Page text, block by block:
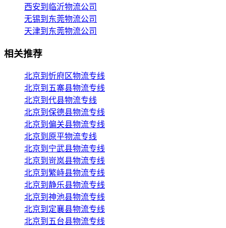
西安到临沂物流公司
无锡到东莞物流公司
天津到东莞物流公司
相关推荐
北京到忻府区物流专线
北京到五寨县物流专线
北京到代县物流专线
北京到保德县物流专线
北京到偏关县物流专线
北京到原平物流专线
北京到宁武县物流专线
北京到岢岚县物流专线
北京到繁峙县物流专线
北京到静乐县物流专线
北京到神池县物流专线
北京到定襄县物流专线
北京到五台县物流专线